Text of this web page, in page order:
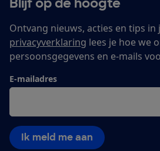
Ontvang nieuws, acties en tips in
privacyverklaring lees je hoe we
persoonsgegevens en e-mails
E-mailadres
Ik meld me aan